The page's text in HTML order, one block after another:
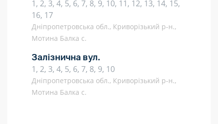
1, 2, 3, 4, 5, 6, 7, 8, 9, 10, 11, 12, 13, 14, 15,
16, 17
Дніпропетровська обл., Криворізький р-н.,
Мотина Балка с.
Залізнична вул.
1, 2, 3, 4, 5, 6, 7, 8, 9, 10
Дніпропетровська обл., Криворізький р-н.,
Мотина Балка с.